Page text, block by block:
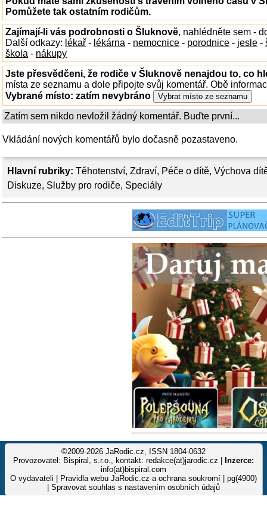
Hlavní rubriky: Těhotenství, Zdraví, Péče o dítě, Výchova
Diskuze, Služby pro rodiče, Speciály
Pomůžete tak ostatním rodičům.
Zajímají-li vás podrobnosti o Šluknově, nahlédněte sem -
Další odkazy: lékař - lékárna - nemocnice - porodnice - jesle -
škola - nákupy
Jste přesvědčeni, že rodiče v Šluknově nenajdou to, co
místa ze seznamu a dole připojte svůj komentář. Obě
Vybrané místo: zatím nevybráno
Zatím sem nikdo nevložil žádný komentář. Buďte první...
Vkládání nových komentářů bylo dočasně pozastaveno.
©2009-2026 JaRodic.cz, ISSN 1804-0632
Provozovatel: Bispiral, s.r.o., kontakt: redakce(at)jarodic.cz |
Inzerce:
info(at)bispiral.com
O vydavateli
Pravidla webu JaRodic.cz a ochrana soukromí | pg(4900)
Spravovat souhlas s nastavením osobních údajů